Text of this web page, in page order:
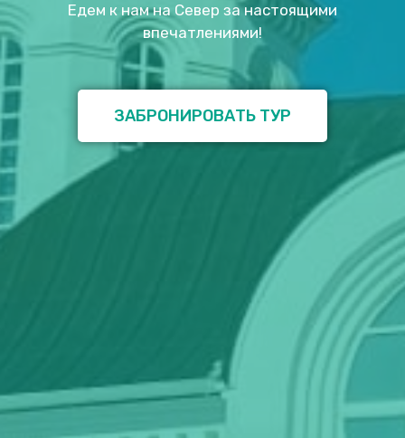
Едем к нам на Север за настоящими
впечатлениями!
ЗАБРОНИРОВАТЬ ТУР